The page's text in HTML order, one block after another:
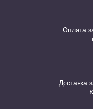
Оплата
Доставка